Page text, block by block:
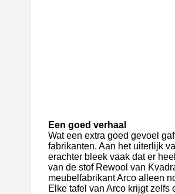
Een goed verhaal
Wat een extra goed gevoel
fabrikanten. Aan het uiterlijk
erachter bleek vaak dat er
van de stof Rewool van
meubelfabrikant Arco alleen
Elke tafel van Arco krijgt zelfs